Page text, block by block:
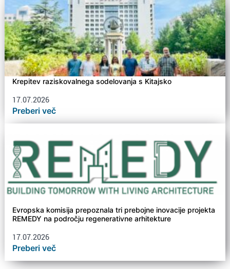
Krepitev raziskovalnega sodelovanja s Kitajsko
17.07.2026
Preberi več
Evropska komisija prepoznala tri prebojne inovacije projekta
REMEDY na področju regenerativne arhitekture
17.07.2026
Preberi več